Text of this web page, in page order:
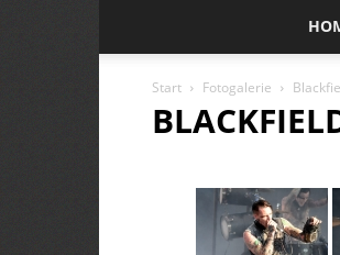
Start Fotogalerie